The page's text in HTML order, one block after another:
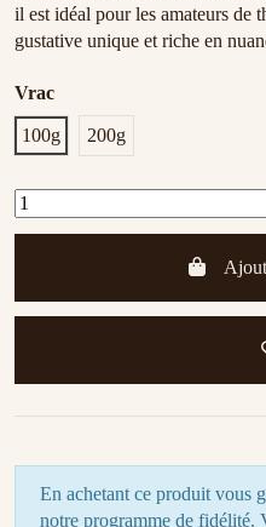
il est idéal pour les amateurs de
gustative unique et riche en
Vrac
100g 200g
En achetant ce produit vous
notre programme de fidélité.